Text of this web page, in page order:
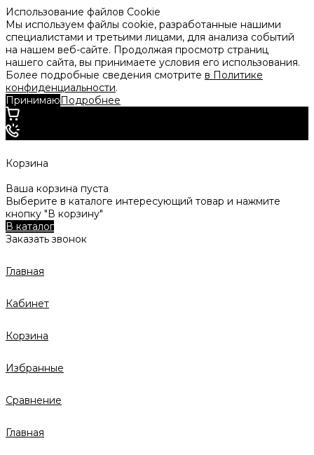
Использование файлов Cookie
Мы используем файлы cookie, разработанные нашими
специалистами и третьими лицами, для анализа событий
на нашем веб-сайте. Продолжая просмотр страниц
нашего сайта, вы принимаете условия его использования.
Более подробные сведения смотрите в Политике
конфиденциальности.
ПринимаюПодробнее
Корзина
Ваша корзина пуста
Выберите в каталоге интересующий товар и нажмите
кнопку "В корзину"
В каталог
Заказать звонок
Главная
Кабинет
Корзина
Избранные
Сравнение
Главная